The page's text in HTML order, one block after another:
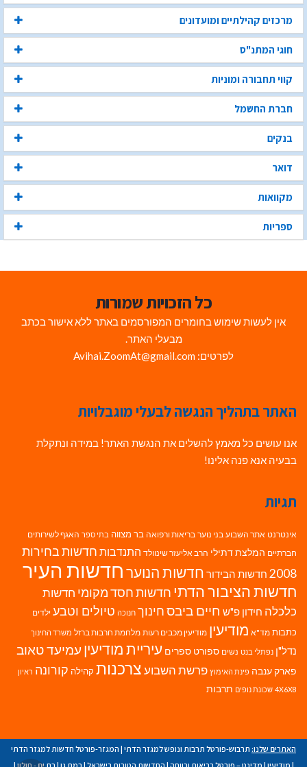
מרכזים קהילתיים ומועדונים
חוגי המתנ"ס
קווי תחבורה ומוניות
חברת החשמל
בנקים
דואר
מקוואות
ספריות
כל הזכויות שמורות
אין לעשות שימוש בחומרים המפורסמים באתר ללא אישור בכתב
מבעלי האתר.
לפרטים: Avihai.ZoomAt@gmail.com
האתר בתהליך הנגשה לבעלי מוגבלויות
אנו עושים כל מאמץ להשלים את הנגשת האתר! במידה ונתקלת
בבעיה אנא פנה אלינו!
תגיות
אינטרנט אתר השבוע בני נוער בריאות ורפואה בר מצווה בתי ספר האגף לשירותים
חברתיים המלצת דתילי הרב אליעזר שינוולד התנדבות חדשות בחירות
2008 חדשות הבידור חדשות הנוערחדשות העיר
חדשות הציבור הדתי חדשות חסד מקומי חדשות
כלכלה חידון פ"ש חיים ביבסחינוך חנוכה טיולים וטבע ילדים
כתבות מד"א מודיעין מודיעין מכבים רעות מלחמת חרבות ברזל משרד החינוך
נדל"ן נפתלי בנט נשים ספורט ספרים עיריית מודיעין עמיעד טאוב
פארק ענבה פינת האימוץ פרשת השבועצרכנות קהילה קורונה ראיון
4X6X8 שכונת נופים תרבות
האתרים שלנו: תרבוש-פורטל תרבות ונופש למגזר הדתי | המגזר-פורטל חדשות למגזר הדתי